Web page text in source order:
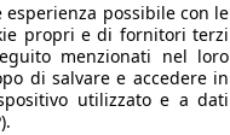
possibile con le
propri e di fornitori terzi
menzionati nel loro
di salvare e accedere in
utilizzato e a dati